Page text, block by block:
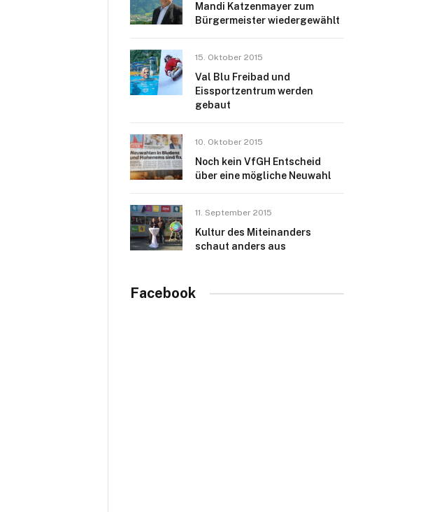
Mandi Katzenmayer zum
Bürgermeister wiedergewählt
15. Oktober 2015
Val Blu Freibad und
Eissportzentrum werden
gebaut
10. Oktober 2015
Noch kein VfGH Entscheid
über eine mögliche Neuwahl
11. September 2015
Kultur des Miteinanders
schaut anders aus
Facebook